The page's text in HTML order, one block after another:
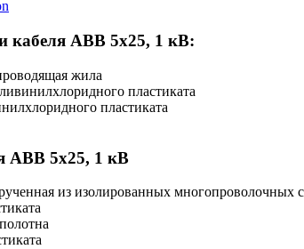
кабеля АВВ 5х25, 1 кВ:
жила
пластиката
пластиката
АВВ 5х25, 1 кВ
из изолированных многопроволочных